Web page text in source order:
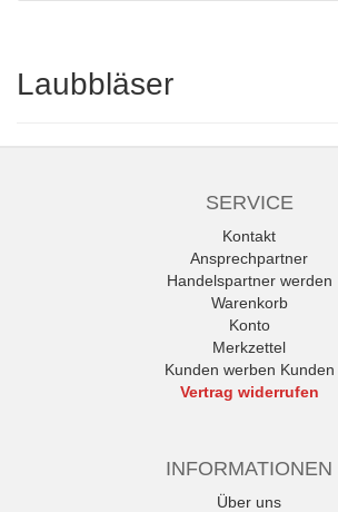
Laubbläser
SERVICE
Kontakt
Ansprechpartner
Handelspartner werden
Warenkorb
Konto
Merkzettel
Kunden werben Kunden
Vertrag widerrufen
INFORMATIONEN
Über uns